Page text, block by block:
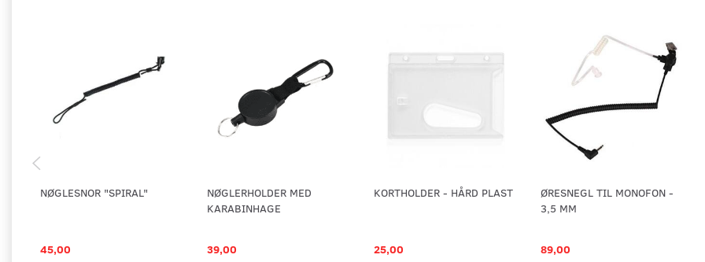
NØGLESNOR "SPIRAL"
45,00
NØGLERHOLDER MED
KARABINHAGE
39,00
KORTHOLDER - HÅRD PLAST
25,00
ØRESNEGL TIL MONOFON -
3,5 MM
89,00